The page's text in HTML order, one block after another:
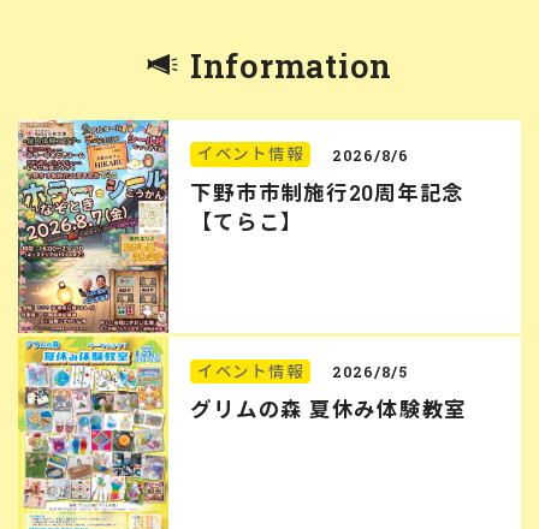
Information
イベント情報 2026/8/6
下野市市制施行20周年記念
【てらこ】
イベント情報 2026/8/5
グリムの森 夏休み体験教室